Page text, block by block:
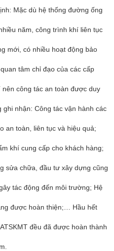
Mặc dù hệ thống đường ống
năm, công trình khí liên tục
mới, có nhiều hoạt động bảo
tâm chỉ đạo của các cấp
công tác an toàn được duy
nhận: Công tác vận hành các
an toàn, liên tục và hiệu quả;
khí cung cấp cho khách hàng;
sửa chữa, đầu tư xây dựng cũng
tác động đến môi trường; Hệ
được hoàn thiện;… Hầu hết
đều đã được hoàn thành